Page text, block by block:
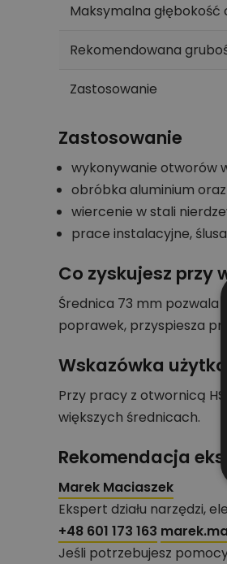
Maksymalna głębokość
Rekomendowana
Zastosowanie
Zastosowanie
wykonywanie otworów
obróbka aluminium
wiercenie w stali
prace instalacyjne,
Co zyskujesz przy
Średnica 73 mm
poprawek, przyspiesza
Wskazówka
Przy pracy z otwornicą
większych średnicach.
Rekomendacja
Marek Maciaszek
Ekspert działu narzędzi,
+48 601 173 163
Jeśli potrzebujesz